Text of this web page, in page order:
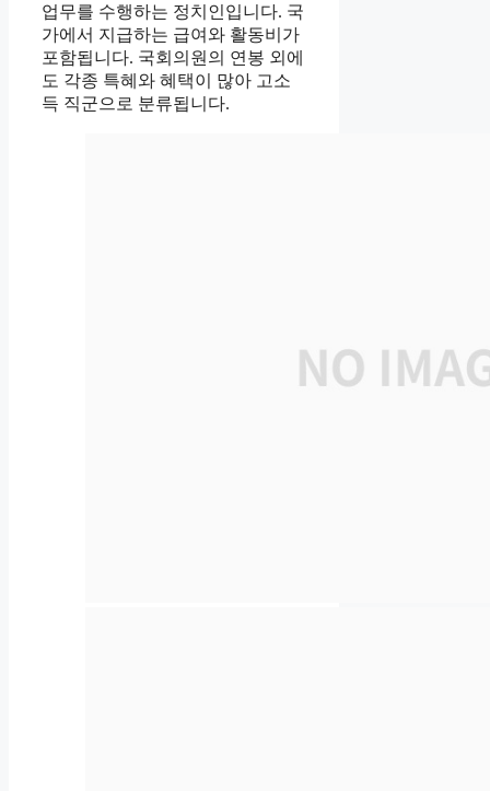
업무를 수행하는 정치인입니다. 국
가에서 지급하는 급여와 활동비가
포함됩니다. 국회의원의 연봉 외에
도 각종 특혜와 혜택이 많아 고소
득 직군으로 분류됩니다.